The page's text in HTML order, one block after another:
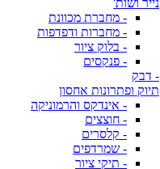
נייר ושות'
- מחברת מכוונת
- מחברות ודפדפות
- בלוק ציור
- פנקסים
- דבק
תיוק ופתרונות אחסון
- אינדקס והרמוניקה
- חוצצים
- קלסרים
- שמרדפים
- תיקי ציור